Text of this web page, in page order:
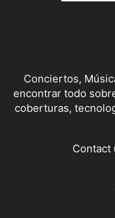
Conciertos,
encontrar todo
coberturas,
Contact